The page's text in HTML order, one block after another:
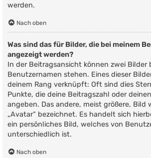
werden.
Nach oben
Was sind das für Bilder, die bei meinem
angezeigt werden?
In der Beitragsansicht können zwei Bilder
Benutzernamen stehen. Eines dieser
deinem Rang verknüpft: Oft sind dies
Punkte, die deine Beitragszahl oder
angeben. Das andere, meist größere, Bild
„Avatar“ bezeichnet. Es handelt sich
ein persönliches Bild, welches von
unterschiedlich ist.
Nach oben